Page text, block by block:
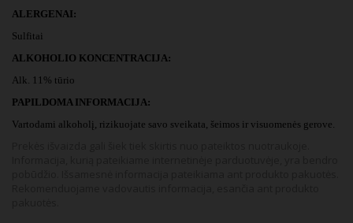
ALERGENAI:
Sulfitai
ALKOHOLIO KONCENTRACIJA:
Alk. 11% tūrio
PAPILDOMA INFORMACIJA:
Vartodami alkoholį, rizikuojate savo sveikata, šeimos ir visuomenės gerove.